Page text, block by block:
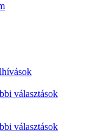
választások
választások